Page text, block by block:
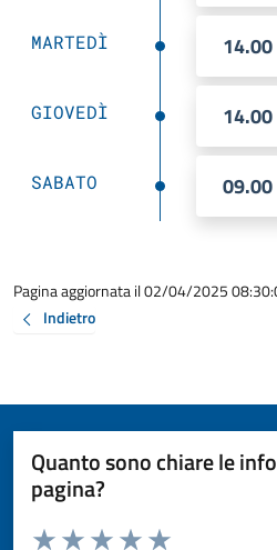
MARTEDÌ
GIOVEDÌ
SABATO
Pagina aggiornata il 02/04/2025
Indietro
Quanto sono chiare le
pagina?
Valuta da 1 a 5 stelle la pagina